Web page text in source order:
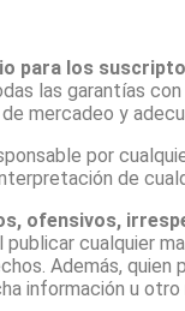
para los
las garantías
mercadeo y
por
de
ofensivos,
cualquier
Además,
información u otro